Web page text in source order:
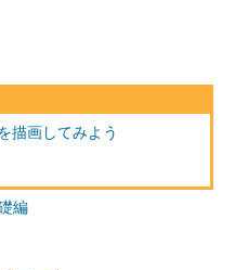
描画してみよう
編